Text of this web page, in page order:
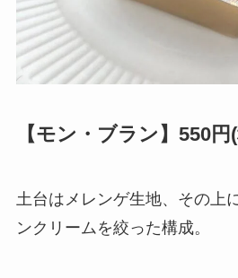
【モン・ブラン】550円
土台はメレンゲ生地、その上
ンクリームを絞った構成。